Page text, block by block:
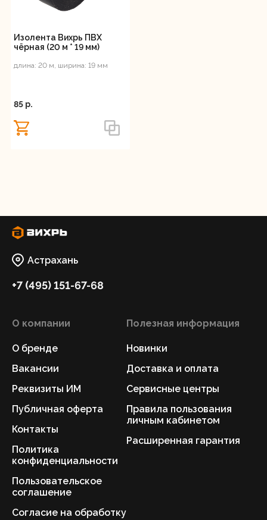
Изолента Вихрь ПВХ
чёрная (20 м * 19 мм)
длина: 20 м, ширина: 19 мм
85 p.
Астрахань
+7 (495) 151-67-68
О компании
О бренде
Вакансии
Реквизиты ИМ
Публичная оферта
Контакты
Политика
конфиденциальности
Пользовательское
соглашение
Согласие на обработку
Полезная информация
Новинки
Доставка и оплата
Сервисные центры
Правила пользования
личным кабинетом
Расширенная гарантия